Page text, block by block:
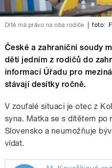
Dítě má právo na oba rodiče foto:
České a zahraniční soudy
dětí jedním z rodičů do
informací Úřadu pro
stávají desítky ročně.
V zoufalé situaci je otec z
syna. Matka se s dítětem po
Slovensko a neumožňuje
vídat.